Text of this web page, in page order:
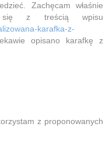
Zachęcam właśnie
się z treścią wpisu
karafka-z-
opisano karafkę z
z proponowanych